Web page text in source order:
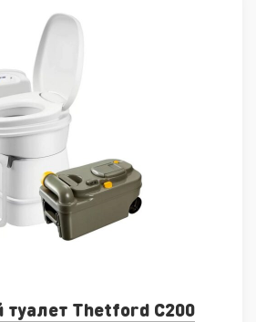
туалет Thetford C200